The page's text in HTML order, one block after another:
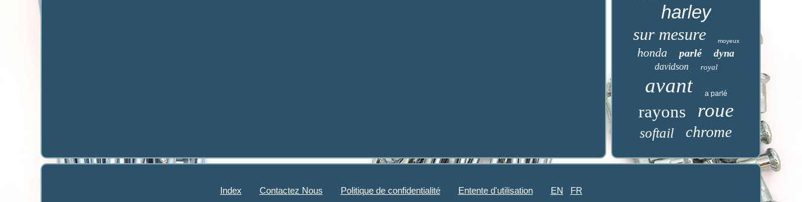
harley
sur mesure moyeux
honda parlé dyna
davidson royal
avant a parlé
rayons roue
softail chrome
Index Contactez Nous Politique de confidentialité Entente d'utilisation EN FR